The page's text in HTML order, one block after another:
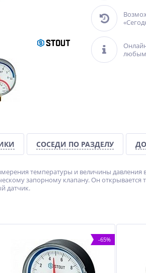
любым
СОСЕДИ ПО РАЗДЕЛУ
температуры и величины давления
запорному клапану. Он
датчик.
-65%